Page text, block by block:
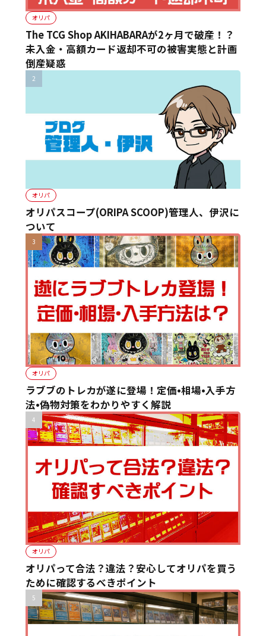
オリパ
The TCG Shop AKIHABARAが2ヶ月で破産！？
未入金・高額カード返却不可の被害実態と計画
倒産疑惑
オリパ
オリパスコープ(ORIPA SCOOP)管理人、伊沢に
ついて
オリパ
ラブブのトレカが遂に登場！定価•相場•入手方
法•偽物対策をわかりやすく解説
オリパ
オリパって合法？違法？安心してオリパを買う
ために確認するべきポイント